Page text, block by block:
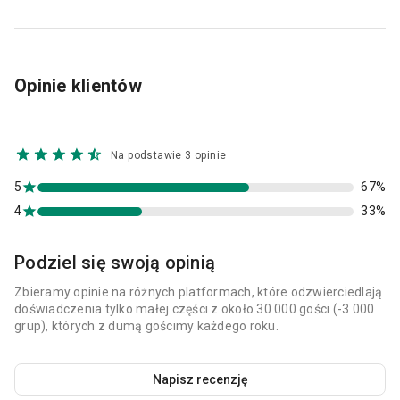
Opinie klientów
Na podstawie 3 opinie
4 33%
5 67%
Podziel się swoją opinią
Zbieramy opinie na różnych platformach, które odzwierciedlają
doświadczenia tylko małej części z około 30 000 gości (-3 000
grup), których z dumą gościmy każdego roku.
Napisz recenzję